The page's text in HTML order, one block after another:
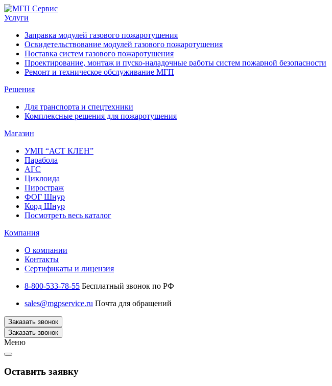
Услуги
Заправка модулей газового пожаротушения
Освидетельствование модулей газового пожаротушения
Поставка систем газового пожаротушения
Проектирование, монтаж и пуско-наладочные работы систем пожарной безопасности
Ремонт и техническое обслуживание МГП
Решения
Для транспорта и спецтехники
Комплексные решения для пожаротушения
Магазин
УМП “АСТ КЛЕН”
Парабола
АГС
Циклоида
Пиростраж
ФОГ Шнур
Корд Шнур
Посмотреть весь каталог
Компания
О компании
Контакты
Сертификаты и лицензия
8-800-533-78-55 Бесплатный звонок по РФ
sales@mgpservice.ru Почта для обращений
Заказать звонок
Заказать звонок
Меню
Оставить заявку